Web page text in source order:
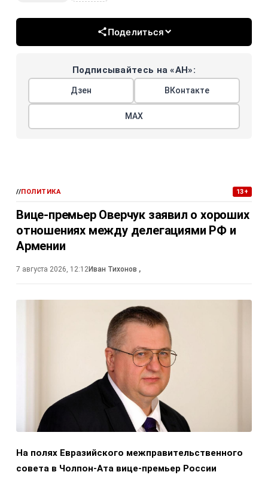
Поделиться
Подписывайтесь на «АН»:
Дзен ВКонтакте
МАХ
//ПОЛИТИКА 13+
Вице-премьер Оверчук заявил о хороших
отношениях между делегациями РФ и
Армении
7 августа 2026, 12:12Иван Тихонов ,
На полях Евразийского межправительственного
совета в Чолпон-Ата вице-премьер России